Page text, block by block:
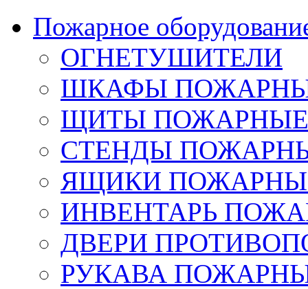
Пожарное
ОГНЕТУШИТЕЛИ
ШКАФЫ
ЩИТЫ ПОЖАРНЫЕ
СТЕНДЫ
ЯЩИКИ ПОЖАРНЫЕ
ИНВЕНТАРЬ
ДВЕРИ
РУКАВА